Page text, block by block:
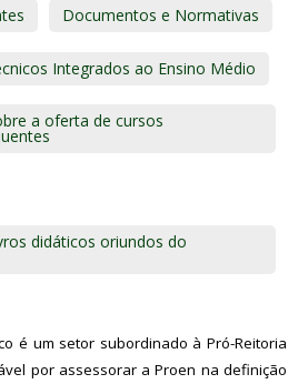
Documentos e Normativas
Integrados ao Ensino Médio
a oferta de cursos
didáticos oriundos do
é um setor subordinado à Pró-Reitoria
por assessorar a Proen na definição